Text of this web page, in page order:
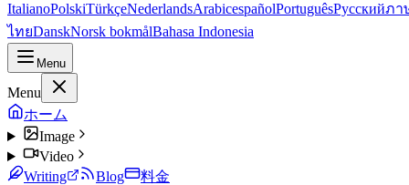
ItalianoPolskiTürkçeNederlandsArabicespañolPortuguêsРусскийภา
ไทยDanskNorsk bokmålBahasa Indonesia
Menu
Menu
ホーム
Image
Video
Writing
Blog 料金